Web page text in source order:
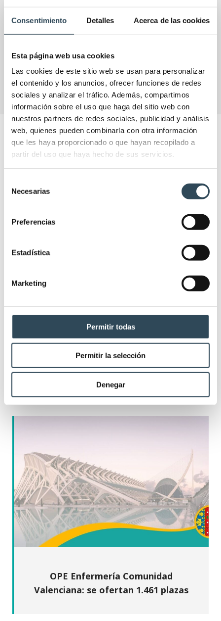
Consentimiento Detalles Acerca de las cookies
Esta página web usa cookies
Las cookies de este sitio web se usan para personalizar
el contenido y los anuncios, ofrecer funciones de redes
sociales y analizar el tráfico. Además, compartimos
información sobre el uso que haga del sitio web con
nuestros partners de redes sociales, publicidad y análisis
web, quienes pueden combinarla con otra información
que les haya proporcionado o que hayan recopilado a
partir del uso que haya hecho de sus servicios.
Necesarias
Preferencias
Estadística
Marketing
Permitir todas
Permitir la selección
Denegar
NOTICIAS IFSES
Las últimas actualizaciones y novedades en el
sector para que puedas enriquecer tu experiencia
OPE Enfermería Comunidad
Valenciana: se ofertan 1.461 plazas